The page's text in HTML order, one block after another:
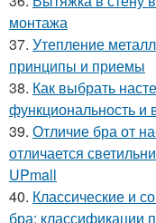
монтажа
37. Утепление
принципы и приемы
38. Как выбрать
функциональность и
39. Отличие бра от
отличается
UPmall
40. Классические и
бра: классификации